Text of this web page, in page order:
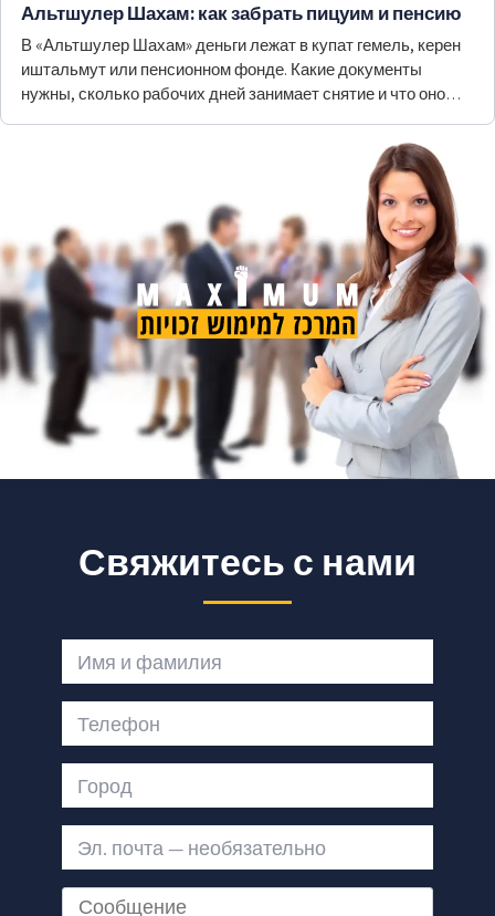
Альтшулер Шахам: как забрать пицуим и пенсию
В «Альтшулер Шахам» деньги лежат в купат гемель, керен
иштальмут или пенсионном фонде. Какие документы
нужны, сколько рабочих дней занимает снятие и что оно
Свяжитесь с нами
Имя и фамилия
Телефон
Город
Эл. почта — необязательно
Сообщение